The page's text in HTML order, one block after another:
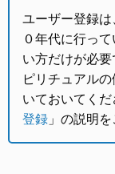
ユーザー登録
０年代に行っ
い方だけが必
ピリチュアル
いておいてく
登録 」の説明を